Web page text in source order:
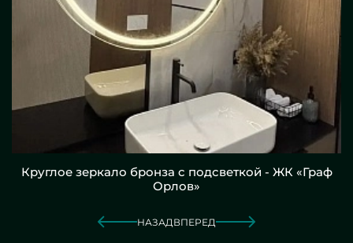
Круглое зеркало бронза с подсветкой - ЖК «Граф
Орлов»
НАЗАД ВПЕРЕД